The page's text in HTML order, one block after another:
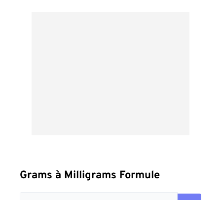
Grams à Milligrams Formule